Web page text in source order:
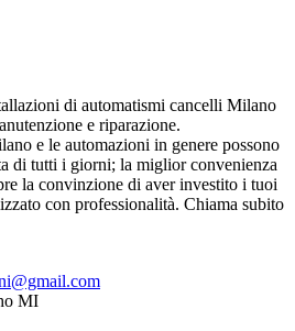
di automatismi cancelli Milano
e riparazione.
e le automazioni in genere possono
di tutti i giorni; la miglior convenienza
la convinzione di aver investito i tuoi
con professionalità. Chiama subito
MI